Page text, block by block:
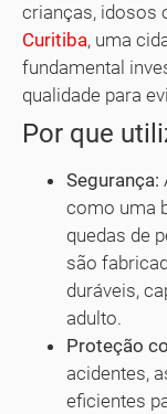
crianças, idosos
Curitiba, uma
fundamental
qualidade para
Por que
Segurança:
como uma
quedas de
são
duráveis,
adulto.
Proteção
acidentes,
eficientes